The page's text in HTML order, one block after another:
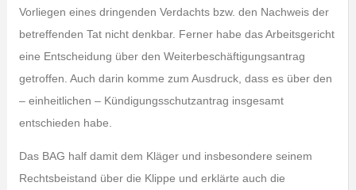
Vorliegen eines dringenden Verdachts bzw. den Nachweis der
betreffenden Tat nicht denkbar. Ferner habe das Arbeitsgericht
eine Entscheidung über den Weiterbeschäftigungsantrag
getroffen. Auch darin komme zum Ausdruck, dass es über den
– einheitlichen – Kündigungsschutzantrag insgesamt
entschieden habe.
Das BAG half damit dem Kläger und insbesondere seinem
Rechtsbeistand über die Klippe und erklärte auch die